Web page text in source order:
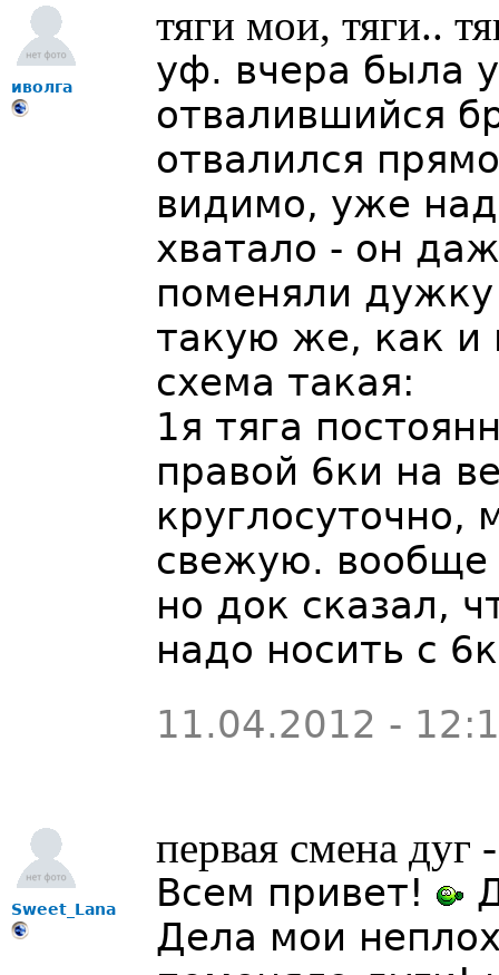
иволга
тяги мои, тяги..
уф. вчера была
отвалившийся
отвалился
видимо, уже
хватало - он
поменяли
такую же, как и
схема такая:
1я тяга
правой 6ки на
круглосуточно,
свежую. вообще
но док сказал,
надо носить с
11.04.2012 -
Sweet_Lana
первая смена
Всем привет!
Дела мои